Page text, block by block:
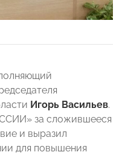
Игорь Васильев.
за сложившееся
и выразил
для повышения